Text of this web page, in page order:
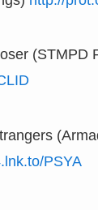
(STMPD
PSYA